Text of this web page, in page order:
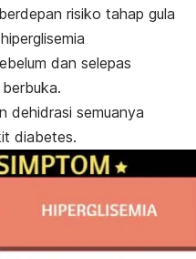
risiko tahap gula
dan selepas
dehidrasi semuanya
diabetes.